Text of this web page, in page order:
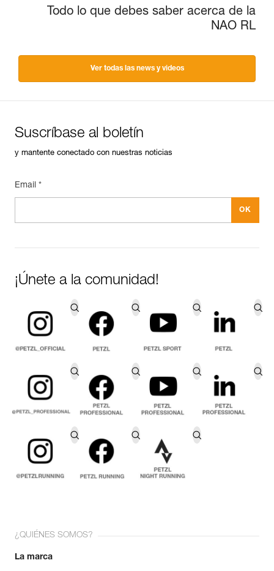
Todo lo que debes saber acerca de la
NAO RL
Ver todas las news y videos
Suscríbase al boletín
y mantente conectado con nuestras noticias
Email *
¡Únete a la comunidad!
¿QUIÉNES SOMOS?
La marca